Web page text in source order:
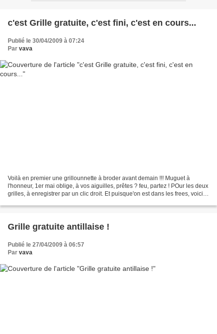
c'est Grille gratuite, c'est fini, c'est en cours...
Publié le 30/04/2009 à 07:24
Par vava
Voilà en premier une grillounnette à broder avant demain !!! Muguet à
l'honneur, 1er mai oblige, à vos aiguilles, prêtes ? feu, partez ! POur les deux
grilles, à enregistrer par un clic droit. Et puisque'on est dans les frees, voici
Grille gratuite antillaise !
Publié le 27/04/2009 à 06:57
Par vava